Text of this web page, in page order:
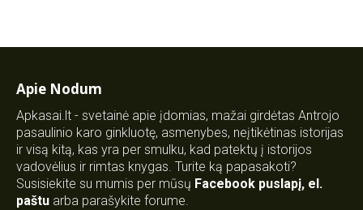
Apie Nodum
Apkasai.lt - svetainė apie įdomias, mažai girdėtas Antrojo
pasaulinio karo ginkluotę, asmenybes, neįtikėtinas istorijas
ir visą kitą, kas yra per smulku, kad patektų į istorijos
vadovėlius ir rimtas knygas. Turite ką papasakoti?
Susisiekite su mumis per mūsų Facebook puslapį, el.
paštu arba parašykite forume.